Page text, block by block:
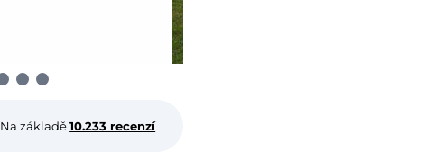
Na základě10.233 recenzí